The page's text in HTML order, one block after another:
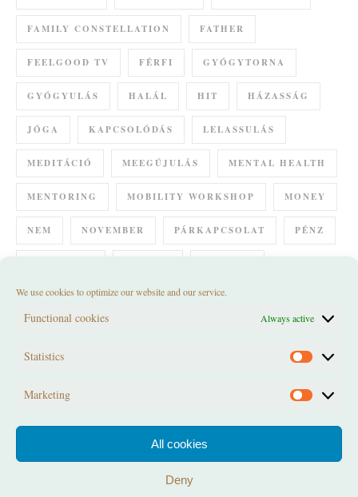
We use cookies to optimize our website and our service.
Functional cookies Always active
Statistics Statistics
Marketing
All cookies
Deny
FAMILY CONSTELLATION FATHER
FEELGOOD TV FÉRFI GYÓGYTORNA
GYÓGYULÁS HALÁL HIT HÁZASSÁG
JÓGA KAPCSOLÓDÁS LELASSULÁS
MEDITÁCIÓ MEEGÚJULÁS MENTAL HEALTH
MENTORING MOBILITY WORKSHOP MONEY
NEM NOVEMBER PÁRKAPCSOLAT PÉNZ
SPIRÁL SZERTARTÁS SUMMER SOLSTICE
TELIHOLD KÖR
VÁLTOZÁS